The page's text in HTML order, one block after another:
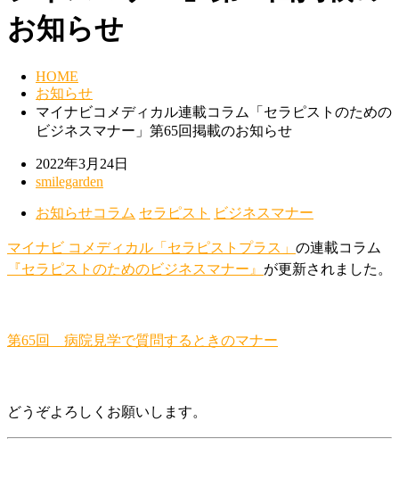
お知らせ
HOME
お知らせ
マイナビコメディカル連載コラム「セラピストのための
ビジネスマナー」第65回掲載のお知らせ
2022年3月24日
smilegarden
お知らせコラム セラピスト ビジネスマナー
マイナビ コメディカル 「セラピストプラス」 の連載コラム
『セラピストのためのビジネスマナー』 が更新されました。
第65回 病院見学で質問するときのマナー
どうぞよろしくお願いします。